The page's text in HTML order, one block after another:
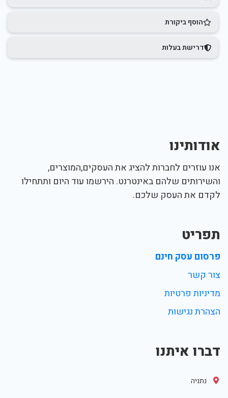
הוסף ביקורת
דרישת בעלות
אודותינו
אנו עוזרים לחברות להציג את העסקים,המוצרים,
והשירותים שלהם באינטרנט. הירשמו עוד היום ותתחילו
לקדם את העסק שלכם.
תפריט
פרסום עסק חינם
צור קשר
מדיניות פרטיות
הצהרת נגישות
דברו איתנו
נתניה